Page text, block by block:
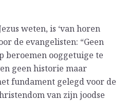
weten, is ‘van horen
de evangelisten: “Geen
beroemen ooggetuige te
geen historie maar
fundament gelegd voor de
van zijn joodse